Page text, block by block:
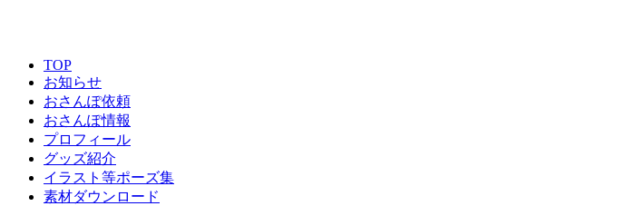
TOP
お知らせ
おさんぽ依頼
おさんぽ情報
プロフィール
グッズ紹介
イラスト等ポーズ集
素材ダウンロード